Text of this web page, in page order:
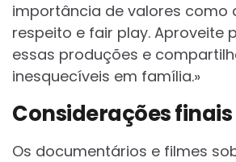
importância de valores como
respeito e fair play. Aproveite
essas produções e
inesquecíveis em família.»
Considerações finais
Os documentários e filmes